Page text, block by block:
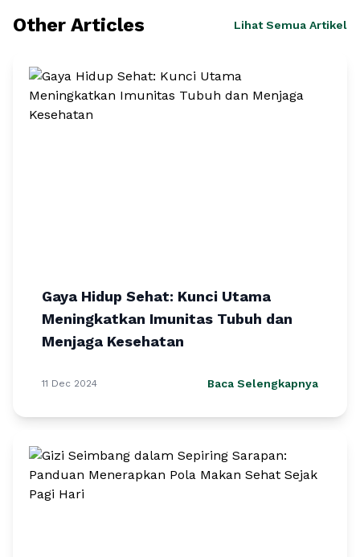
Other Articles Lihat Semua Artikel
Gaya Hidup Sehat: Kunci Utama
Meningkatkan Imunitas Tubuh dan
Menjaga Kesehatan
11 Dec 2024 Baca Selengkapnya